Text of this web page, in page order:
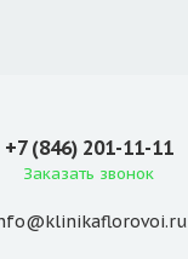
+7 (846) 201-11-11
Заказать звонок